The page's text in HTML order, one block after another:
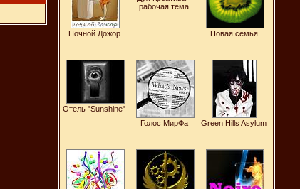
Ночной Дожор
рабочая тема
Новая семья
Отель "Sunshine"
Голос МирФа
Green Hills Asylum